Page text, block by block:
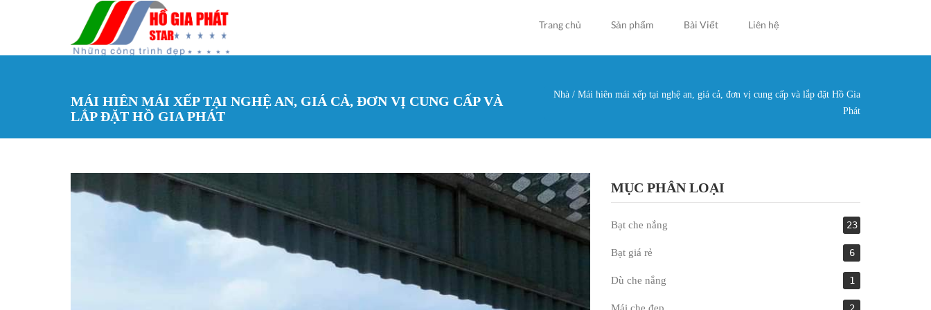
Trang chủ Sản phẩm Bài Viết Liên hệ
MÁI HIÊN MÁI XẾP TẠI NGHỆ AN, GIÁ CẢ, ĐƠN VỊ CUNG CẤP VÀ
LẮP ĐẶT HỒ GIA PHÁT
Nhà / Mái hiên mái xếp tại nghệ an, giá cả, đơn vị cung cấp và lắp đặt Hồ Gia
Phát
MỤC PHÂN LOẠI
Bạt che nắng 23
Bạt giá rẻ 6
Dù che nắng 1